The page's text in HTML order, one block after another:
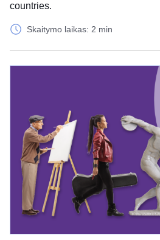
countries.
Skaitymo laikas: 2 min